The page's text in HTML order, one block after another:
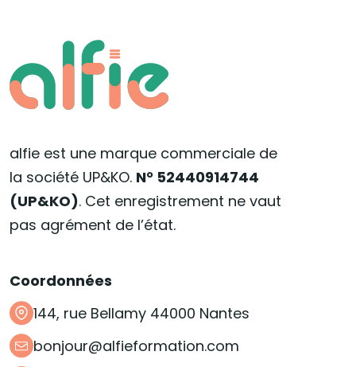
alfie est une marque commerciale de
la société UP&KO. N° 52440914744
(UP&KO). Cet enregistrement ne vaut
pas agrément de l’état.
Coordonnées
144, rue Bellamy 44000 Nantes
bonjour@alfieformation.com